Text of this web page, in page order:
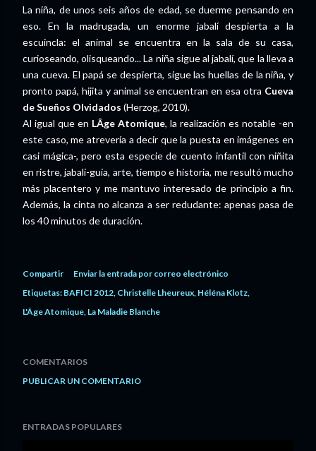
La niña, de unos seis años de edad, se duerme pensando en
eso. En la madrugada, un enorme jabalí despierta a la
escuincla: el animal se encuentra en la sala de su casa,
curioseando, olisqueando... La niña sigue al jabalí, que la lleva a
una cueva. El papá se despierta, sigue las huellas de la niña, y
pronto papá, hijita y animal se encuentran en esa otra Cueva
de Sueños Olvidados (Herzog, 2010).
Al igual que en LÂge Atomique, la realización es notable -en
este caso, me atrevería a decir que la puesta en imágenes en
casi mágica-, pero esta especie de cuento infantil con niñita
en ristre, jabalí-guía, arte, tiempo e historia, me resultó mucho
más placentero y me mantuvo interesado de principio a fin.
Además, la cinta no alcanza a ser redudante: apenas pasa de
los 40 minutos de duración.
Compartir
Enviar la entrada por correo electrónico
Etiquetas: BAFICI 2012 Christelle Lheureux Héléna Klotz
L'Âge Atomique La Maladie Blanche
COMENTARIOS
PUBLICAR UN COMENTARIO
ENTRADAS POPULARES